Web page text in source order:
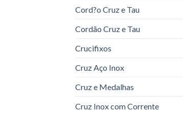
Cord?o Cruz e Tau
Cordão Cruz e Tau
Crucifixos
Cruz Aço Inox
Cruz e Medalhas
Cruz Inox com Corrente